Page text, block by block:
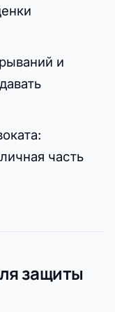
и
часть
защиты